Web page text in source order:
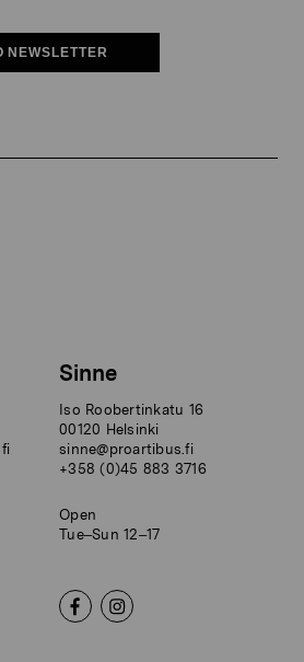
NEWSLETTER
Sinne
Iso Roobertinkatu 16
00120 Helsinki
sinne@proartibus.fi
+358 (0)45 883 3716
Open
Tue–Sun 12–17